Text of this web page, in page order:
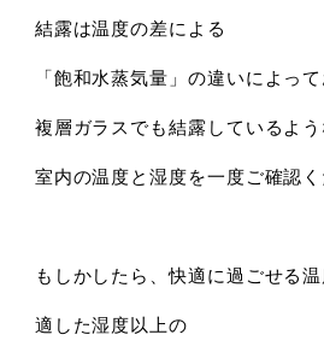
結露は温度の差による
「飽和水蒸気量」の違いによっ
複層ガラスでも結露しているよ
室内の温度と湿度を一度ご確認く
もしかしたら、快適に過ごせる温
適した湿度以上の